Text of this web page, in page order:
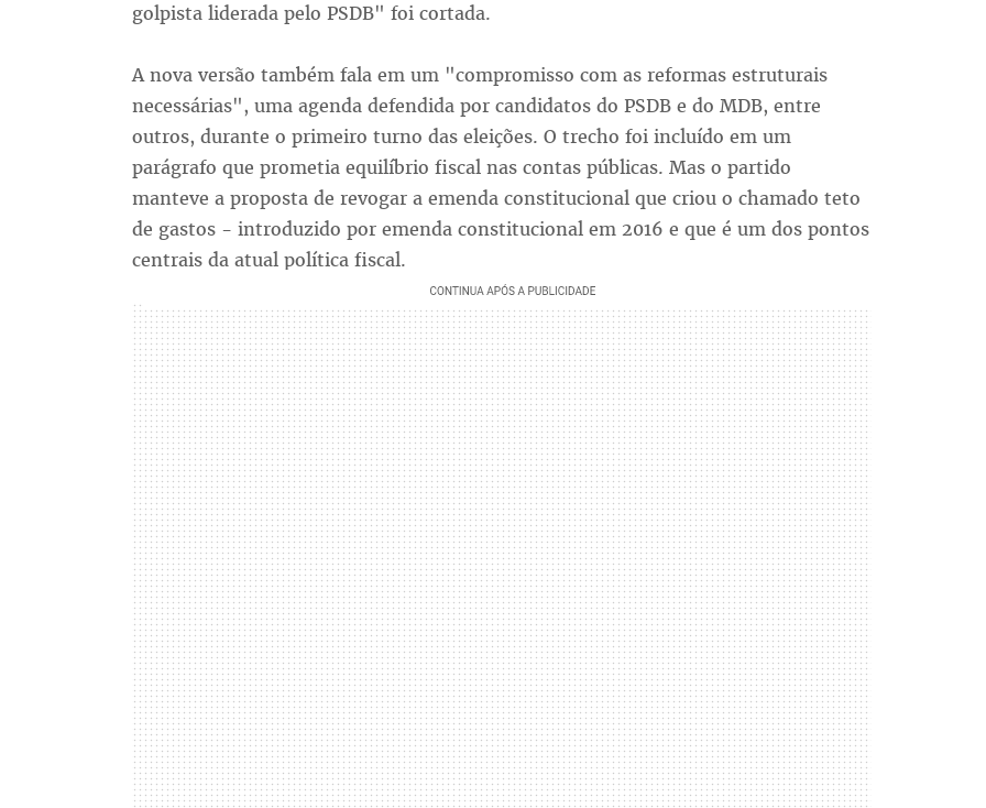
golpista liderada pelo PSDB" foi cortada.
A nova versão também fala em um "compromisso com as reformas estruturais
necessárias", uma agenda defendida por candidatos do PSDB e do MDB, entre
outros, durante o primeiro turno das eleições. O trecho foi incluído em um
parágrafo que prometia equilíbrio fiscal nas contas públicas. Mas o partido
manteve a proposta de revogar a emenda constitucional que criou o chamado teto
de gastos - introduzido por emenda constitucional em 2016 e que é um dos pontos
centrais da atual política fiscal.